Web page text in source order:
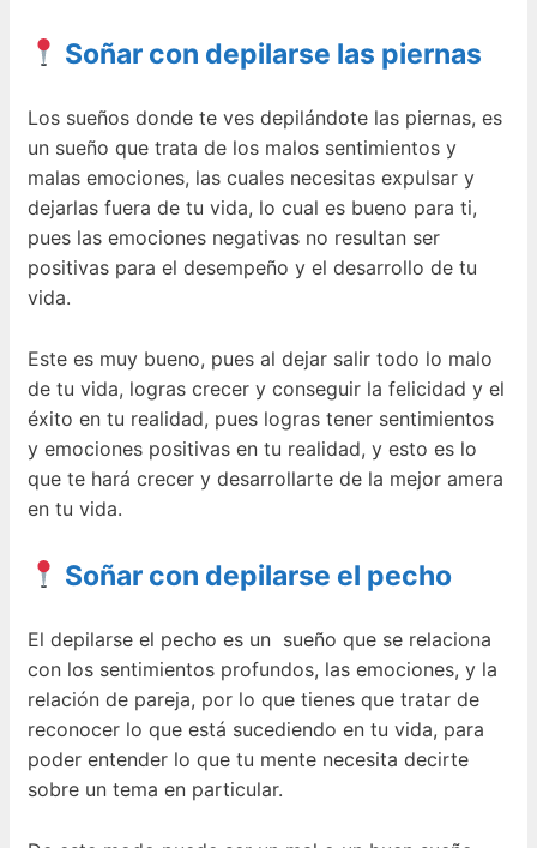
Soñar con depilarse las piernas
Los sueños donde te ves depilándote las piernas, es
un sueño que trata de los malos sentimientos y
malas emociones, las cuales necesitas expulsar y
dejarlas fuera de tu vida, lo cual es bueno para ti,
pues las emociones negativas no resultan ser
positivas para el desempeño y el desarrollo de tu
vida.
Este es muy bueno, pues al dejar salir todo lo malo
de tu vida, logras crecer y conseguir la felicidad y el
éxito en tu realidad, pues logras tener sentimientos
y emociones positivas en tu realidad, y esto es lo
que te hará crecer y desarrollarte de la mejor amera
en tu vida.
Soñar con depilarse el pecho
El depilarse el pecho es un sueño que se relaciona
con los sentimientos profundos, las emociones, y la
relación de pareja, por lo que tienes que tratar de
reconocer lo que está sucediendo en tu vida, para
poder entender lo que tu mente necesita decirte
sobre un tema en particular.